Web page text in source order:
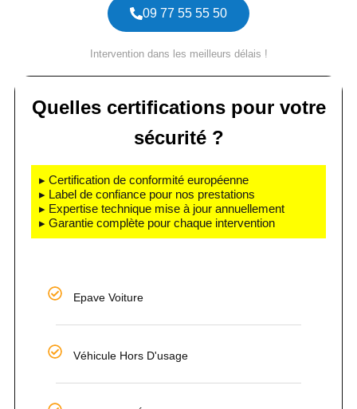
09 77 55 55 50
Intervention dans les meilleurs délais !
Quelles certifications pour votre
sécurité ?
▸ Certification de conformité européenne
▸ Label de confiance pour nos prestations
▸ Expertise technique mise à jour annuellement
▸ Garantie complète pour chaque intervention
Epave Voiture
Véhicule Hors D'usage